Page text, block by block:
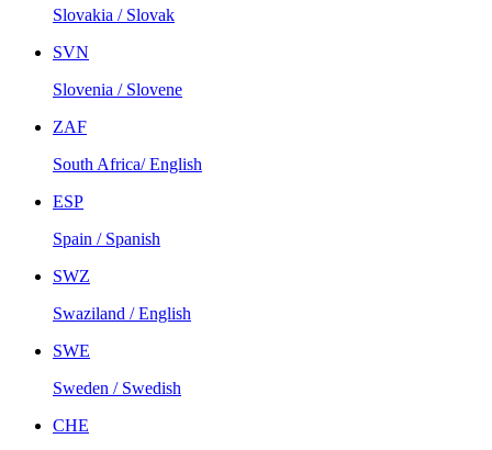
Slovakia / Slovak
SVN
Slovenia / Slovene
ZAF
South Africa/ English
ESP
Spain / Spanish
SWZ
Swaziland / English
SWE
Sweden / Swedish
CHE